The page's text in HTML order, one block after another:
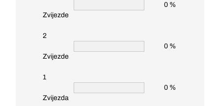
Zvijezde
0 %
2
Zvijezde
0 %
1
Zvijezda
0 %